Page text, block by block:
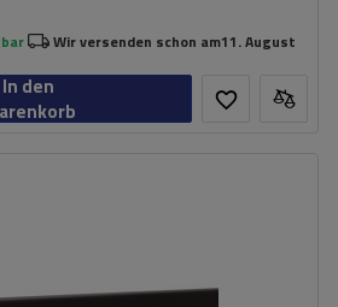
Wir versenden schon am11. August
In den